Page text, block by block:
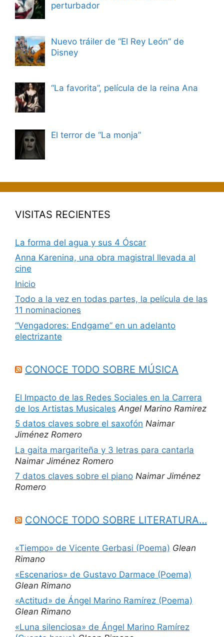
perturbador
Nuevo tráiler de “El Rey León” de
Disney
“La favorita”, película de la reina Ana
El terror de “La monja”
VISITAS RECIENTES
La forma del agua y sus 4 Óscar
Anna Karenina, una obra magistral llevada al
cine
Inicio
Todo a la vez en todas partes, la película de las
11 nominaciones
“Vengadores: Endgame” en un adelanto
electrizante
CONOCE TODO SOBRE MÚSICA
El Impacto de las Redes Sociales en la Carrera
de los Artistas Musicales Angel Marino Ramirez
5 datos claves sobre el saxofón Naimar
Jiménez Romero
La gaita margariteña y 3 letras para cantarla
Naimar Jiménez Romero
7 datos claves sobre el piano Naimar Jiménez
Romero
CONOCE TODO SOBRE LITERATURA…
«Tiempo» de Vicente Gerbasi (Poema) Glean
Rimano
«Escenarios» de Gustavo Darmace (Poema)
Glean Rimano
«Actitud» de Ángel Marino Ramírez (Poema)
Glean Rimano
«Luna silenciosa» de Ángel Marino Ramírez